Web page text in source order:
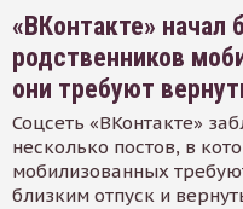
«ВКонтакте» начал
родственников
они требуют
Соцсеть «ВКонтакте»
несколько постов, в
мобилизованных
близким отпуск и